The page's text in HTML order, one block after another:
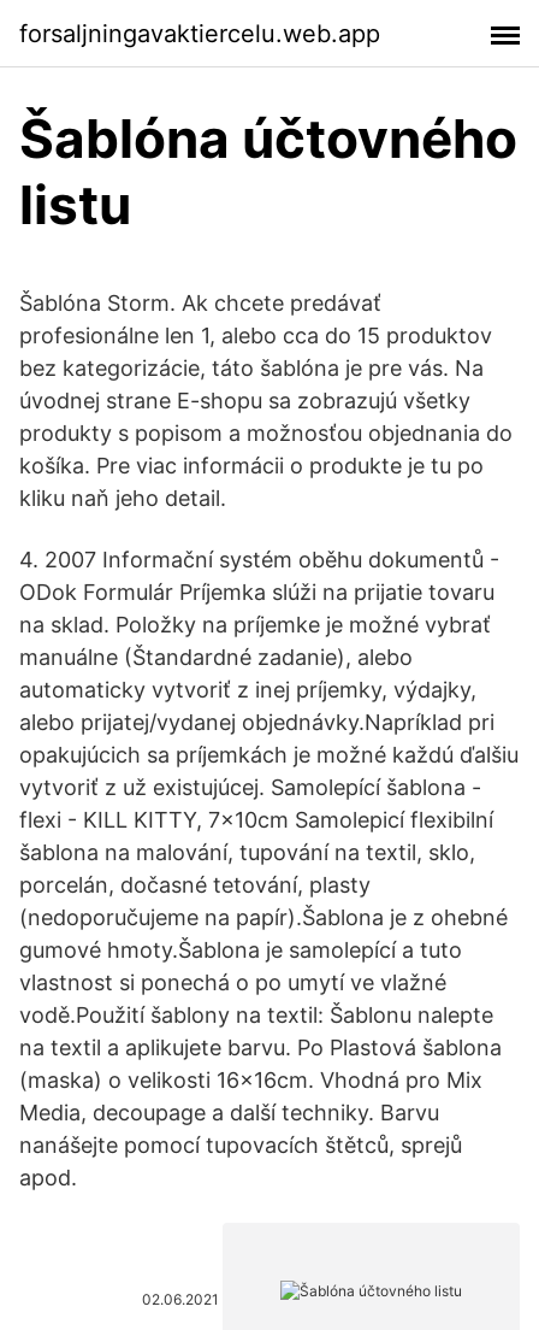
forsaljningavaktiercelu.web.app
Šablóna účtovného
listu
Šablóna Storm. Ak chcete predávať
profesionálne len 1, alebo cca do 15 produktov
bez kategorizácie, táto šablóna je pre vás. Na
úvodnej strane E-shopu sa zobrazujú všetky
produkty s popisom a možnosťou objednania do
košíka. Pre viac informácii o produkte je tu po
kliku naň jeho detail.
4. 2007 Informační systém oběhu dokumentů -
ODok Formulár Príjemka slúži na prijatie tovaru
na sklad. Položky na príjemke je možné vybrať
manuálne (Štandardné zadanie), alebo
automaticky vytvoriť z inej príjemky, výdajky,
alebo prijatej/vydanej objednávky.Napríklad pri
opakujúcich sa príjemkách je možné každú ďalšiu
vytvoriť z už existujúcej. Samolepící šablona -
flexi - KILL KITTY, 7x10cm Samolepicí flexibilní
šablona na malování, tupování na textil, sklo,
porcelán, dočasné tetování, plasty
(nedoporučujeme na papír).Šablona je z ohebné
gumové hmoty.Šablona je samolepící a tuto
vlastnost si ponechá o po umytí ve vlažné
vodě.Použití šablony na textil: Šablonu nalepte
na textil a aplikujete barvu. Po Plastová šablona
(maska) o velikosti 16x16cm. Vhodná pro Mix
Media, decoupage a další techniky. Barvu
nanášejte pomocí tupovacích štětců, sprejů
apod.
02.06.2021